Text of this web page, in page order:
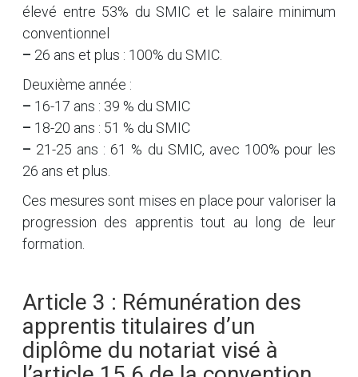
élevé entre 53% du SMIC et le salaire minimum
conventionnel
– 26 ans et plus : 100% du SMIC.
Deuxième année :
– 16-17 ans : 39 % du SMIC
– 18-20 ans : 51 % du SMIC
– 21-25 ans : 61 % du SMIC, avec 100% pour les
26 ans et plus.
Ces mesures sont mises en place pour valoriser la
progression des apprentis tout au long de leur
formation.
Article 3 : Rémunération des
apprentis titulaires d’un
diplôme du notariat visé à